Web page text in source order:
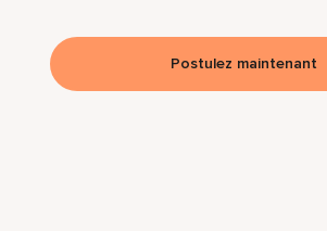
Postulez maintenant